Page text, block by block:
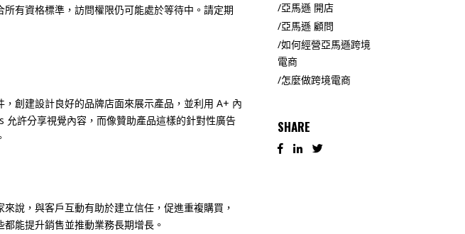
有資格標準，訪問權限仍可能處於等待中。請定期
創建設計良好的品牌店面來展示產品，並利用 A+ 內
許分享視覺內容，而像贊助產品這樣的針對性廣告
說，與客戶互動有助於建立信任，促進重複購買，
能提升銷售並推動業務長期增長。
亞馬遜 開店
亞馬遜 顧問
如何經營亞馬遜跨境
電商
怎麼做跨境電商
SHARE